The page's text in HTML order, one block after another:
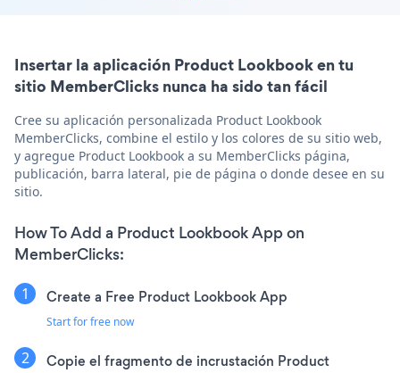
Insertar la aplicación Product Lookbook en tu
sitio MemberClicks nunca ha sido tan fácil
Cree su aplicación personalizada Product Lookbook
MemberClicks, combine el estilo y los colores de su sitio web,
y agregue Product Lookbook a su MemberClicks página,
publicación, barra lateral, pie de página o donde desee en su
sitio.
How To Add a Product Lookbook App on
MemberClicks:
Create a Free Product Lookbook App
Start for free now
Copie el fragmento de incrustación Product